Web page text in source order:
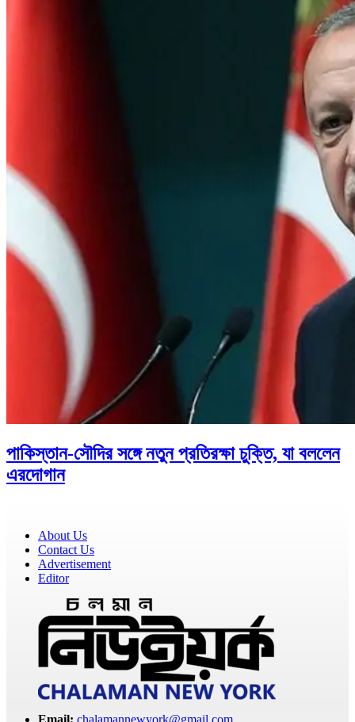
পাকিস্তান-সৌদির সঙ্গে নতুন প্রতিরক্ষা চুক্তি, যা বললেন
এরদোগান
About Us
Contact Us
Advertisement
Editor
Email: chalamannewyork@gmail.com